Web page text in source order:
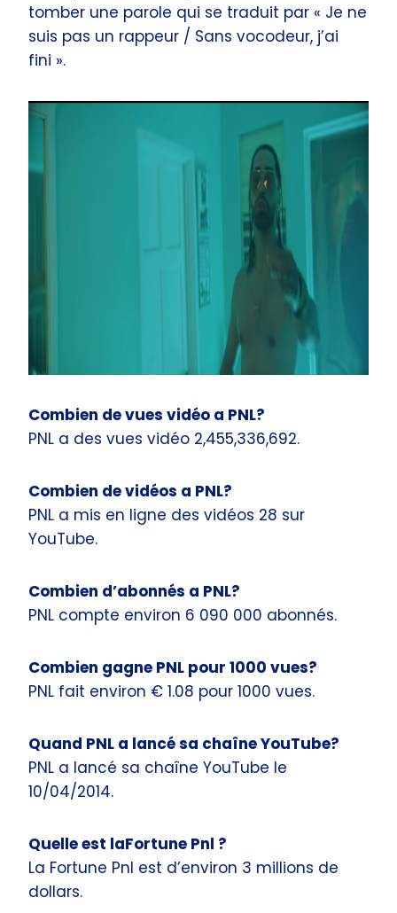
tomber une parole qui se traduit par « Je ne
suis pas un rappeur / Sans vocodeur, j’ai
fini ».
Combien de vues vidéo a PNL?
PNL a des vues vidéo 2,455,336,692.
Combien de vidéos a PNL?
PNL a mis en ligne des vidéos 28 sur
YouTube.
Combien d’abonnés a PNL?
PNL compte environ 6 090 000 abonnés.
Combien gagne PNL pour 1000 vues?
PNL fait environ € 1.08 pour 1000 vues.
Quand PNL a lancé sa chaîne YouTube?
PNL a lancé sa chaîne YouTube le
10/04/2014.
Quelle est laFortune Pnl ?
La Fortune Pnl est d’environ 3 millions de
dollars.